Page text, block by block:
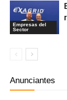
Empresas del
Sector
Anunciantes